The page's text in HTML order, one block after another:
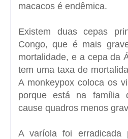
macacos é endêmica.
Existem duas cepas
Congo, que é mais
mortalidade, e a cepa da
tem uma taxa de
A monkeypox coloca os
porque está na família
cause quadros menos
A varíola foi erradicada